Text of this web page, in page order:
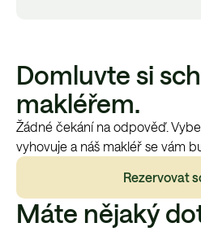
Domluvte si
makléřem.
Žádné čekání na odpověď.
vyhovuje a náš makléř se vám
Rezervovat
Máte nějaký